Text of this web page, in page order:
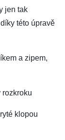
jen tak
této úpravě
a zipem,
rozkroku
klopou